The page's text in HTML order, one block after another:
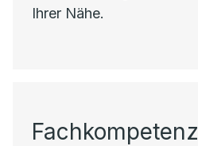
Ihrer Nähe.
Fachkompetenz